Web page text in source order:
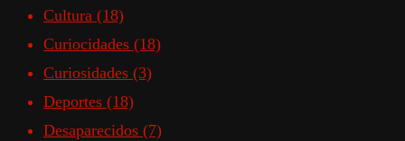
Cultura (18)
Curiocidades (18)
Curiosidades (3)
Deportes (18)
Desaparecidos (7)